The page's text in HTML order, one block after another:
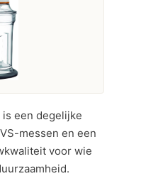
is een degelijke
messen en een
voor wie